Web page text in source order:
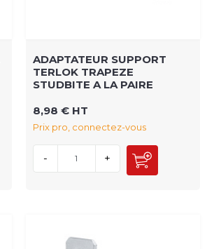
ADAPTATEUR SUPPORT
TERLOK TRAPEZE
STUDBITE A LA PAIRE
8,98 € HT
Prix pro, connectez-vous
- +